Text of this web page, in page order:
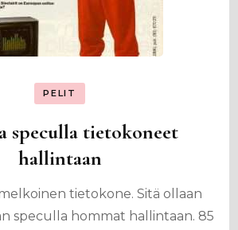
PELIT
speculla tietokoneet
hallintaan
tietokone. Sitä ollaan
speculla hommat hallintaan. 85